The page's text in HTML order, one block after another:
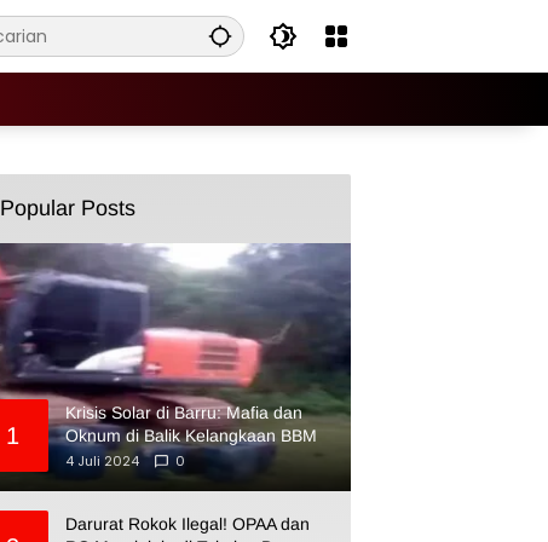
Popular Posts
1
Krisis Solar di Barru: Mafia dan
Oknum di Balik Kelangkaan BBM
4 Juli 2024
0
Darurat Rokok Ilegal! OPAA dan